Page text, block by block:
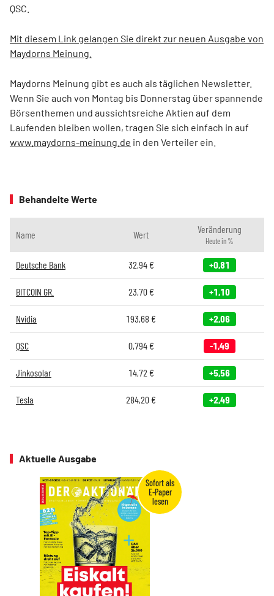
QSC.
Mit diesem Link gelangen Sie direkt zur neuen Ausgabe von
Maydorns Meinung.
Maydorns Meinung gibt es auch als täglichen Newsletter.
Wenn Sie auch von Montag bis Donnerstag über spannende
Börsenthemen und aussichtsreiche Aktien auf dem
Laufenden bleiben wollen, tragen Sie sich einfach in auf
www.maydorns-meinung.de in den Verteiler ein.
Behandelte Werte
Name Wert Veränderung
Heute in %
Deutsche Bank 32,94€ +0,81
BITCOIN GR. 23,70€ +1,10
Nvidia 193,68 € +2,06
QSC 0,794€ -1,49
Jinkosolar 14,72 € +5,56
Tesla 284,20 € +2,49
Aktuelle Ausgabe